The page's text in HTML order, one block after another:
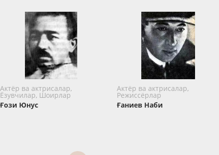
Актёр ва актрисалар,
Ёзувчилар, Шоирлар
Ғози Юнус
Актёр ва актрисалар,
Режиссёрлар
Ғаниев Наби